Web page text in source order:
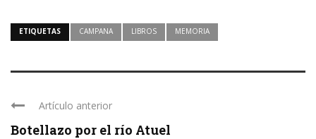
ETIQUETAS CAMPANA LIBROS MEMORIA
Artículo anterior
Botellazo por el río Atuel